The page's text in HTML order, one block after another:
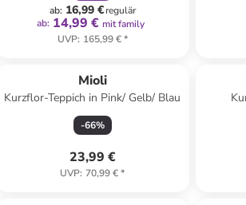
ab: 16,99 €regulär
ab: 14,99 € mit family
UVP: 165,99 €*
Mioli
Kurzflor-Teppich in Pink/ Gelb/ Blau
-66%
23,99 €
UVP: 70,99 €*